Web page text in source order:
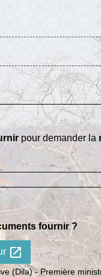
pour demander la
fournir ?
open_in_new
(Dila) - Première